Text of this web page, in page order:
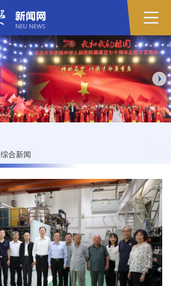
综合新闻